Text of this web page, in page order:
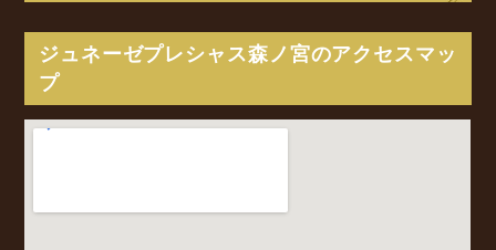
ジュネーゼプレシャス森ノ宮のアクセスマッ
プ